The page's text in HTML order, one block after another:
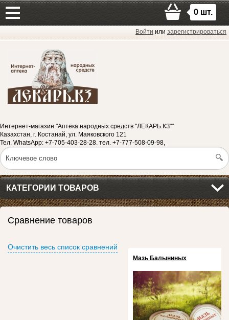
Войти или зарегистрироваться
Интернет-магазин "Аптека народных средств "ЛЕКАРЬ.КЗ""
Казахстан, г. Костанай, ул. Маяковского 121
Тел. WhatsApp: +7-705-403-28-28. тел. +7-777-508-09-98,
0 шт.
КАТЕГОРИИ ТОВАРОВ
Сравнение товаров
Очистить весь список сравнений
Мазь Балыниных